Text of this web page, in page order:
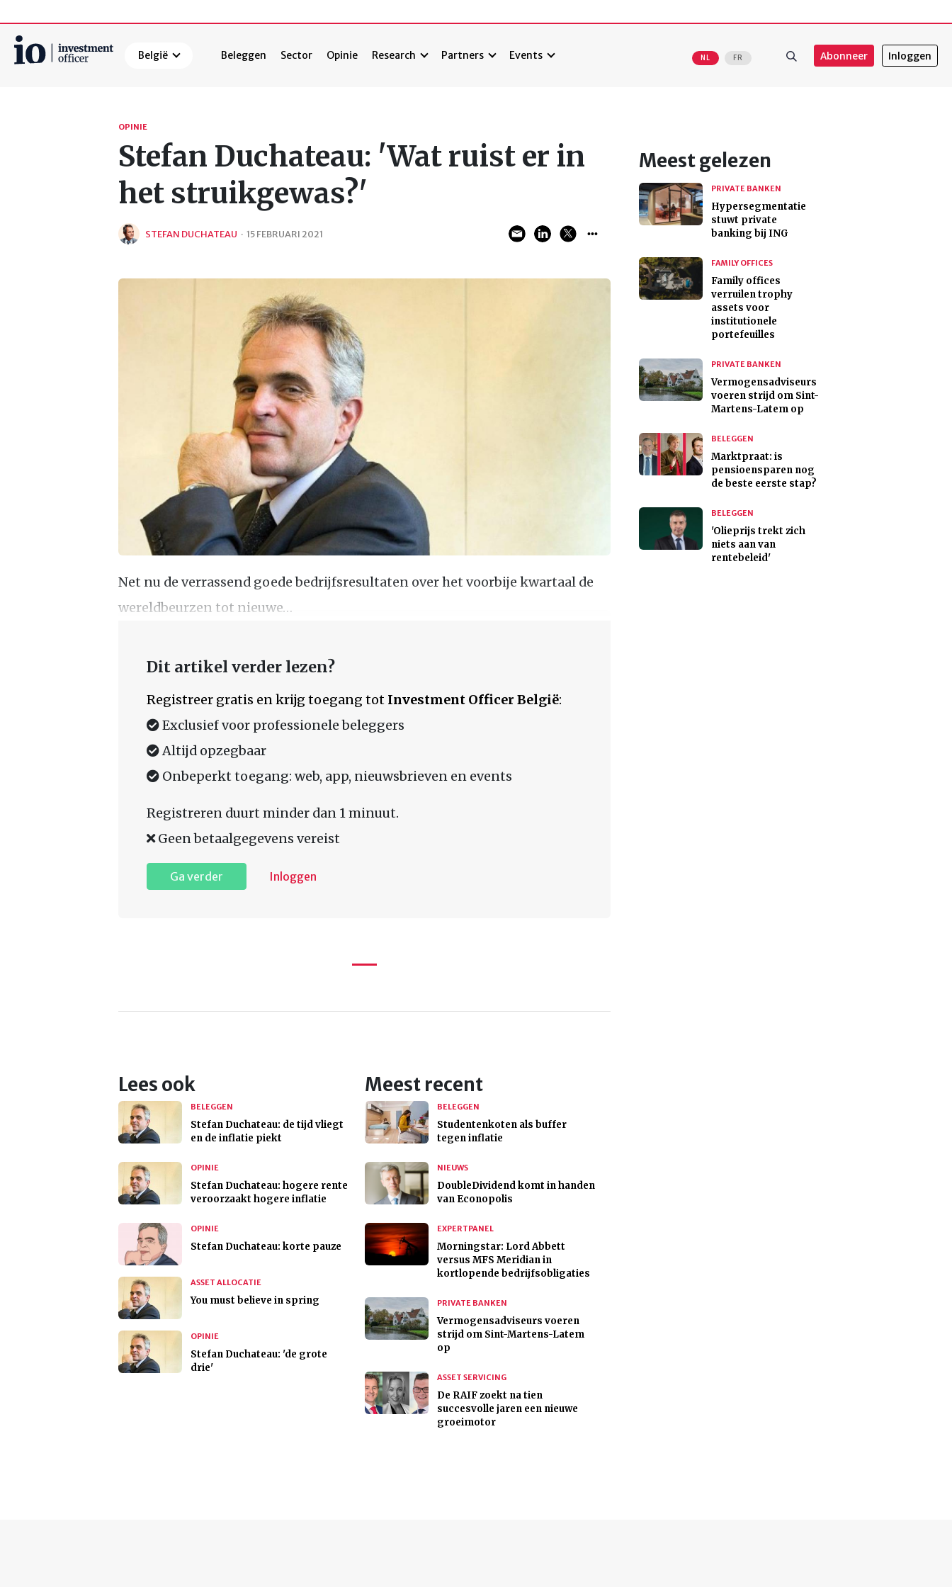
België Beleggen Sector Opinie Research Partners Events NL FR Abonneer Inloggen
OPINIE
Stefan Duchateau: 'Wat ruist er in
het struikgewas?'
STEFAN DUCHATEAU · 15 FEBRUARI 2021
Net nu de verrassend goede bedrijfsresultaten over het voorbije kwartaal de
wereldbeurzen tot nieuwe…
Dit artikel verder lezen?
Registreer gratis en krijg toegang tot Investment Officer België:
Exclusief voor professionele beleggers
Altijd opzegbaar
Onbeperkt toegang: web, app, nieuwsbrieven en events
Registreren duurt minder dan 1 minuut.
Geen betaalgegevens vereist
Ga verder Inloggen
Lees ook
BELEGGEN
Stefan Duchateau: de tijd vliegt
en de inflatie piekt
OPINIE
Stefan Duchateau: hogere rente
veroorzaakt hogere inflatie
OPINIE
Stefan Duchateau: korte pauze
ASSET ALLOCATIE
You must believe in spring
OPINIE
Stefan Duchateau: 'de grote
drie'
Meest recent
BELEGGEN
Studentenkoten als buffer
tegen inflatie
NIEUWS
DoubleDividend komt in handen
van Econopolis
EXPERTPANEL
Morningstar: Lord Abbett
versus MFS Meridian in
kortlopende bedrijfsobligaties
PRIVATE BANKEN
Vermogensadviseurs voeren
strijd om Sint-Martens-Latem
op
ASSET SERVICING
De RAIF zoekt na tien
succesvolle jaren een nieuwe
groeimotor
Meest gelezen
PRIVATE BANKEN
Hypersegmentatie
stuwt private
banking bij ING
FAMILY OFFICES
Family offices
verruilen trophy
assets voor
institutionele
portefeuilles
PRIVATE BANKEN
Vermogensadviseurs
voeren strijd om Sint-
Martens-Latem op
BELEGGEN
Marktpraat: is
pensioensparen nog
de beste eerste stap?
BELEGGEN
'Olieprijs trekt zich
niets aan van
rentebeleid'